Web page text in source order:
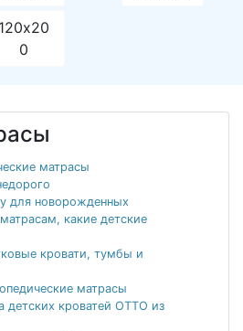
120х20
0
матрасы
для новорожденных
какие детские
кровати, тумбы и
матрасы
детских кроватей ОТТО из